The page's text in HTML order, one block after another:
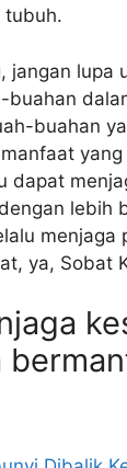
tubuh.
jangan lupa
buahan
buahan
yang
dapat
lebih
menjaga
ya, Sobat